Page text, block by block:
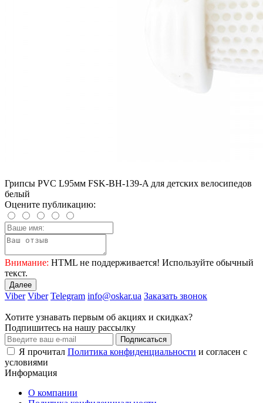
Грипсы PVC L95мм FSK-BH-139-A для детских велосипедов
белый
Оцените публикацию:
Внимание: HTML не поддерживается! Используйте обычный
текст.
Далее
Viber Viber Telegram info@oskar.ua Заказать звонок
Хотите узнавать первым об акциях и скидках?
Подпишитесь на нашу рассылку
Подписаться
Я прочитал Политика конфиденциальности и согласен с
условиями
Информация
О компании